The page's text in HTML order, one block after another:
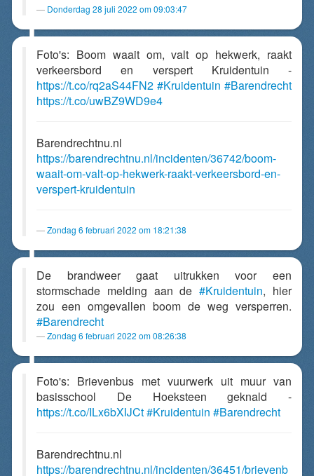
Donderdag 28 juli 2022 om 09:03:47
Foto's: Boom waait om, valt op hekwerk, raakt
verkeersbord en verspert Kruidentuin -
https://t.co/rq2aS44FN2 #Kruidentuin #Barendrecht
https://t.co/uwBZ9WD9e4
Barendrechtnu.nl
https://barendrechtnu.nl/incidenten/36742/boom-
waait-om-valt-op-hekwerk-raakt-verkeersbord-en-
verspert-kruidentuin
Zondag 6 februari 2022 om 18:21:38
De brandweer gaat uitrukken voor een
stormschade melding aan de#Kruidentuin, hier
zou een omgevallen boom de weg versperren.
#Barendrecht
Zondag 6 februari 2022 om 08:26:38
Foto's: Brievenbus met vuurwerk uit muur van
basisschool De Hoeksteen geknald -
https://t.co/ILx6bXIJCt#Kruidentuin #Barendrecht
Barendrechtnu.nl
https://barendrechtnu.nl/incidenten/36451/brievenb